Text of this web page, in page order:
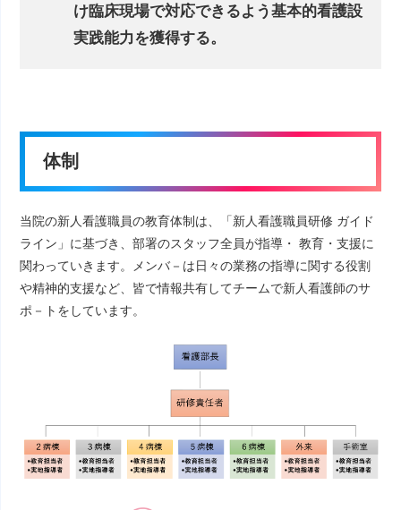
け臨床現場で対応できるよう基本的看護設
実践能力を獲得する。
体制
当院の新人看護職員の教育体制は、「新人看護職員研修 ガイド
ライン」に基づき、部署のスタッフ全員が指導・ 教育・支援に
関わっていきます。メンバ－は日々の業務の指導に関する役割
や精神的支援など、皆で情報共有してチームで新人看護師のサ
ポ－トをしています。